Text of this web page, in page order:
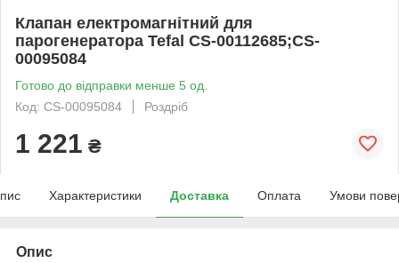
Клапан електромагнітний для
парогенератора Tefal CS-00112685;CS-
00095084
Готово до відправки менше 5 од.
Код: CS-00095084
Роздріб
1 221 ₴
Характеристики Доставка Оплата Умови
Опис